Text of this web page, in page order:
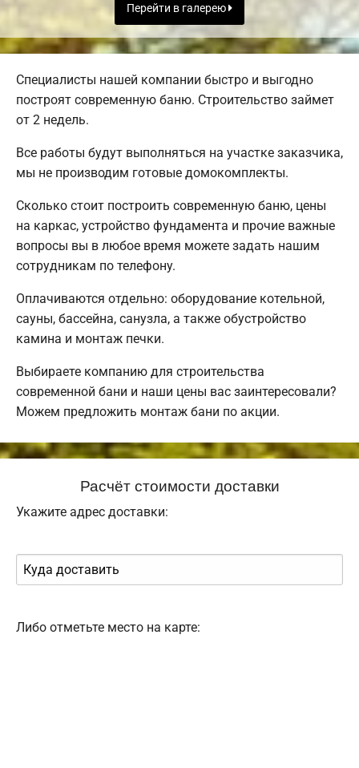
Перейти в галерею
Специалисты нашей компании быстро и выгодно
построят современную баню. Строительство займет
от 2 недель.
Все работы будут выполняться на участке заказчика,
мы не производим готовые домокомплекты.
Сколько стоит построить современную баню, цены
на каркас, устройство фундамента и прочие важные
вопросы вы в любое время можете задать нашим
сотрудникам по телефону.
Оплачиваются отдельно: оборудование котельной,
сауны, бассейна, санузла, а также обустройство
камина и монтаж печки.
Выбираете компанию для строительства
современной бани и наши цены вас заинтересовали?
Можем предложить монтаж бани по акции.
Расчёт стоимости доставки
Укажите адрес доставки:
Либо отметьте место на карте: